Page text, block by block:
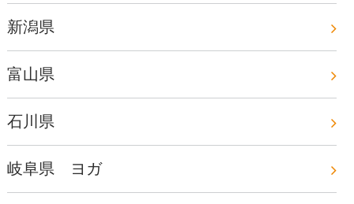
新潟県
富山県
石川県
岐阜県 ヨガ